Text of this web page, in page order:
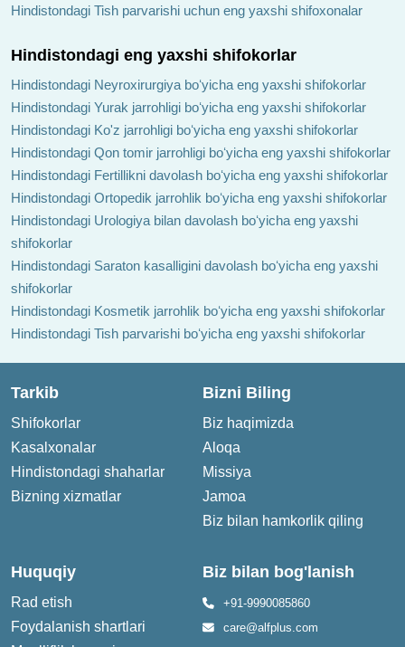
Hindistondagi Tish parvarishi uchun eng yaxshi shifoxonalar
Hindistondagi eng yaxshi shifokorlar
Hindistondagi Neyroxirurgiya boʻyicha eng yaxshi shifokorlar
Hindistondagi Yurak jarrohligi boʻyicha eng yaxshi shifokorlar
Hindistondagi Ko'z jarrohligi boʻyicha eng yaxshi shifokorlar
Hindistondagi Qon tomir jarrohligi boʻyicha eng yaxshi shifokorlar
Hindistondagi Fertillikni davolash boʻyicha eng yaxshi shifokorlar
Hindistondagi Ortopedik jarrohlik boʻyicha eng yaxshi shifokorlar
Hindistondagi Urologiya bilan davolash boʻyicha eng yaxshi
shifokorlar
Hindistondagi Saraton kasalligini davolash boʻyicha eng yaxshi
shifokorlar
Hindistondagi Kosmetik jarrohlik boʻyicha eng yaxshi shifokorlar
Hindistondagi Tish parvarishi boʻyicha eng yaxshi shifokorlar
Tarkib
Shifokorlar
Kasalxonalar
Hindistondagi shaharlar
Bizning xizmatlar
Bizni Biling
Biz haqimizda
Aloqa
Missiya
Jamoa
Biz bilan hamkorlik qiling
Huquqiy
Rad etish
Foydalanish shartlari
Biz bilan bog'lanish
+91-9990085860
care@alfplus.com